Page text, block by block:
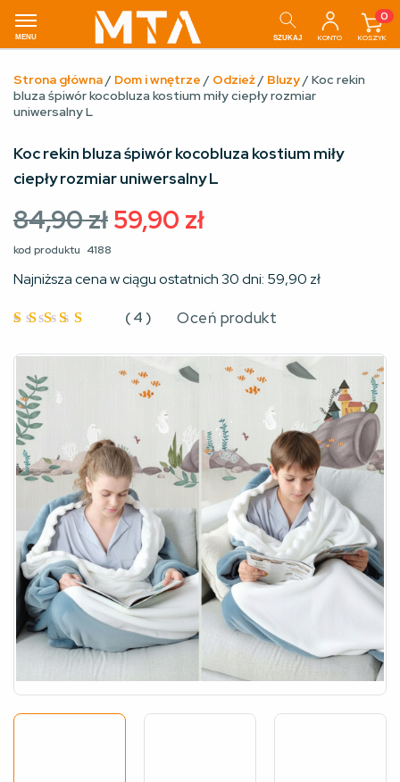
MENU SZUKAJ KONTO
0
KOSZYK
Strona główna/ Dom i wnętrze / Odzież/ Bluzy/ Koc rekin
bluza śpiwór kocobluza kostium miły ciepły rozmiar
uniwersalny L
Koc rekin bluza śpiwór kocobluza kostium miły
ciepły rozmiar uniwersalny L
84,90złPierwotna
cena
wynosiła:
84,90 zł.
59,90 złAktualna
wynosi:
59,90 zł.
kod produktu 4188
Najniższa cena w ciągu ostatnich 30 dni: 59,90 zł
4.5na
(4 ) Oceń produkt